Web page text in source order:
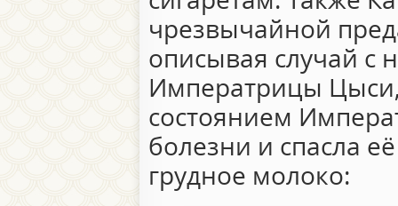
чрезвычайной
описывая случай с
Императрицы Цыси,
состоянием
болезни и спасла
грудное молоко: